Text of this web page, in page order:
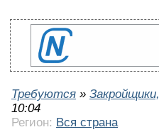
Требуются »
10:04
Регион: Вся страна